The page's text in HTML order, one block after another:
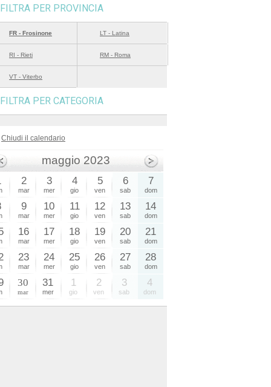
FILTRA PER PROVINCIA
FR - Frosinone LT - Latina
RI - Rieti RM - Roma
VT - Viterbo
FILTRA PER CATEGORIA
Chiudi il calendario
maggio 2023
2
mar
3
mer
4
gio
5
ven
6
sab
7
dom
9
mar
10
mer
11
gio
12
ven
13
sab
14
dom
16
mar
17
mer
18
gio
19
ven
20
sab
21
dom
23
mar
24
mer
25
gio
26
ven
27
sab
28
dom
30
mar
31
mer
1
gio
2
ven
3
sab
4
dom